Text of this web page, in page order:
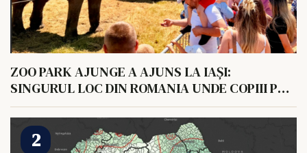
ZOO PARK AJUNGE A AJUNS LA IAȘI:
SINGURUL LOC DIN ROMANIA UNDE COPIII POT
HRANI UN ELEFANT